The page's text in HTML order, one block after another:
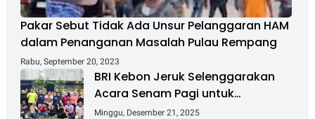
Pakar Sebut Tidak Ada Unsur Pelanggaran HAM
dalam Penanganan Masalah Pulau Rempang
Rabu, September 20, 2023
BRI Kebon Jeruk Selenggarakan
Acara Senam Pagi untuk
Tingkatkan Kesehatan dan
Minggu, Desember 21, 2025